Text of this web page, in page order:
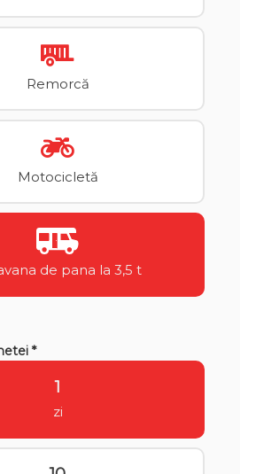
Remorcă
Motocicletă
de pana la 3,5 t
*
1
zi